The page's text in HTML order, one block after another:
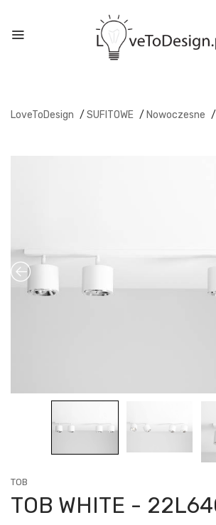
LoveToDesign / SUFITOWE / Nowoczesne /
TOB
TOB WHITE -